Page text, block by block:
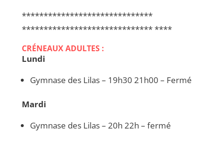
******************************
****************************** ****
CRÉNEAUX ADULTES :
Lundi
Gymnase des Lilas – 19h30 21h00 – Fermé
Mardi
Gymnase des Lilas – 20h 22h – fermé